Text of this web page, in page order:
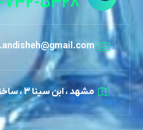
مشهد ، ابن سینا 3 ، ساختمان اویدنس